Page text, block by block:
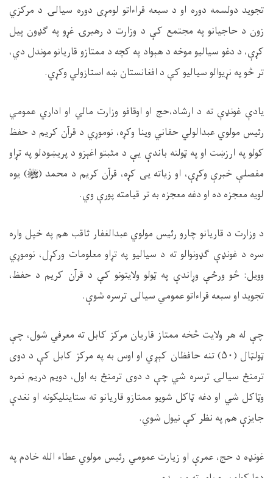
تجوید دولسمه دوره او د سبعه قراءاتو لومړی دوره سیالۍ د مرکزي
زون د حاجیانو په مجتمع کې د وزارت د رهبرۍ غړو په ګډون پیل
کړې، د دغو سیالیو موخه د هېواد په کچه د ممتازو قاریانو موندل دي،
تر څو په نړیوالو سیالیو کې د افغانستان ښه استازولي وکړي.
یادې غونډې ته د ارشاد،حج او اوقافو وزارت مالي او اداري عمومي
رئیس مولوي عبدالولي حقاني وینا وکړه، نوموړي د قرآن کریم د حفظ
کولو په ارزښت او په ټولنه باندې یې د مثبتو اغېزو د پریښودلو په تړاو
مفصلې خبرې وکړې، او زیاته یی کړه، قرآن کریم د محمد (ﷺ) یوه
لویه معجزه ده او دغه معجزه به تر قیامته پورې وي.
د وزارت د قاریانو چارو رئیس مولوي عبدالغفار ثاقب هم په خپل واره
سره د غونډې ګډونوالو ته د سیالیو په تړاو معلومات ورکړل، نوموړي
وویل: څو ورځې وړاندې په ټولو ولایتونو کې د قرآن کریم د حفظ،
تجوید او سبعه قراءاتو عمومي سیالۍ ترسره شوې.
چې له هر ولایت څخه ممتاز قاريان مرکز کابل ته معرفي شول، چې
ټولټال (۵۰) تنه حافظان کېږي او اوس به په مرکز کابل کې د دوی
ترمنځ سیالۍ ترسره شي چې د دوی ترمنځ به اول، دویم دریم نمره
وټاکل شي او دغه ټاکل شویو ممتازو قاریانو ته ستاینلیکونه او نغدې
جایزې هم په نظر کې نیول شوي.
غونډه د حج، عمرې او زیارت عمومي رئیس مولوي عطاء الله خادم په